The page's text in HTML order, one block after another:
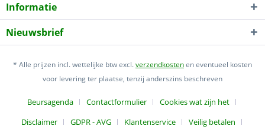
Informatie
Nieuwsbrief
* Alle prijzen incl. wettelijke btw excl.verzendkostenen eventueel kosten
voor levering ter plaatse, tenzij anderszins beschreven
Beursagenda Contactformulier
Cookies wat zijn het
Disclaimer
GDPR - AVG Klantenservice
Veilig betalen